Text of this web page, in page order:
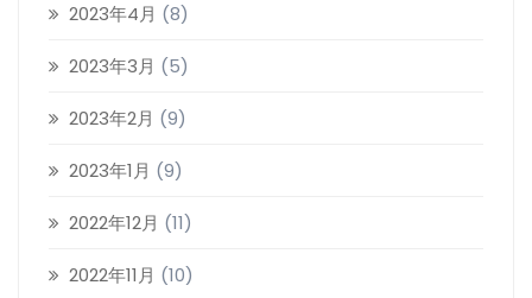
2023年4月 (8)
2023年3月 (5)
2023年2月 (9)
2023年1月 (9)
2022年12月 (11)
2022年11月 (10)